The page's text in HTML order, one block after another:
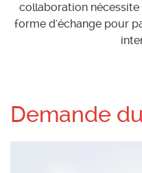
collaboration
forme d'échange pour
Demande